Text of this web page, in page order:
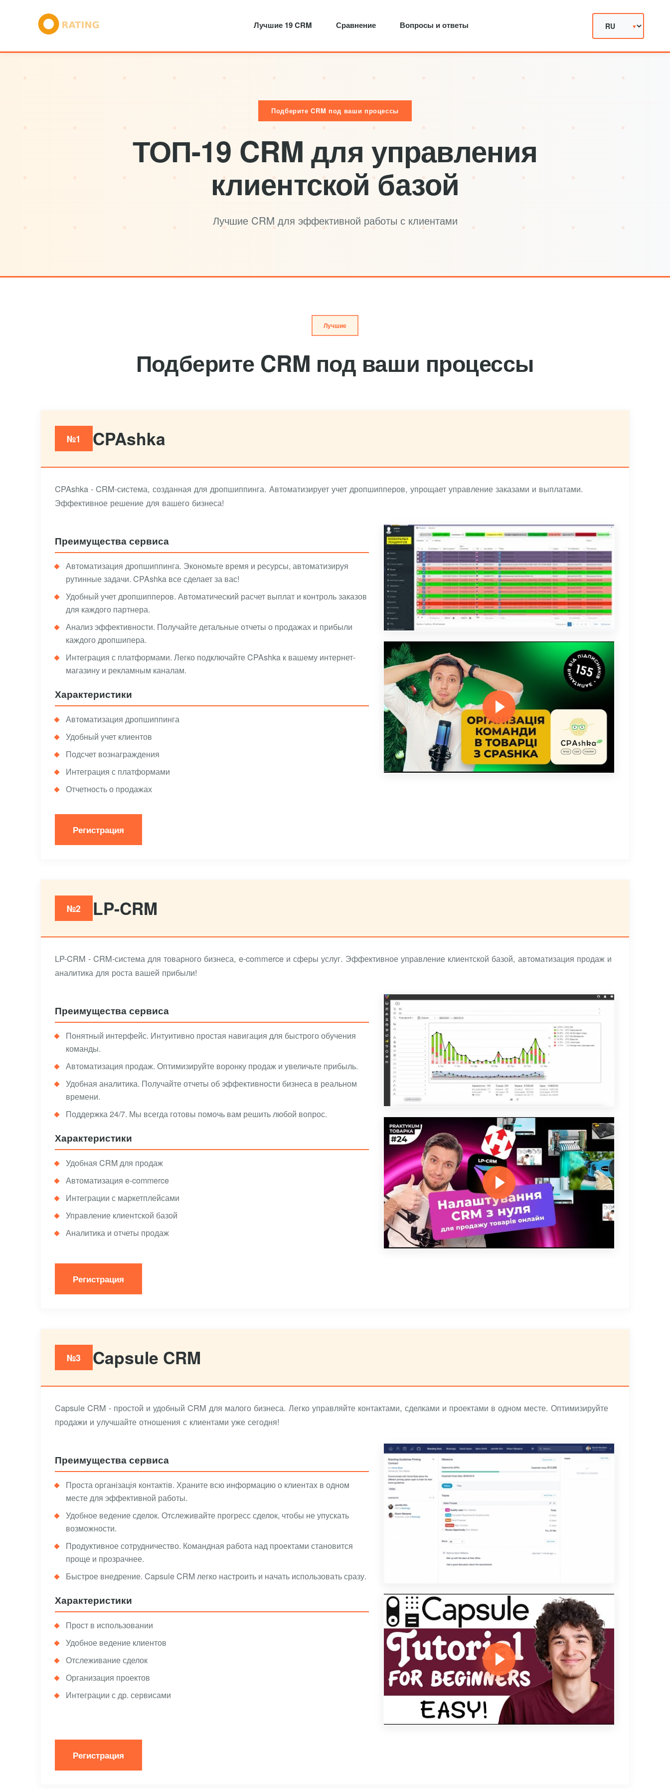
Лучшие 19 CRM Сравнение Вопросы и ответы
Подберите CRM под ваши процессы
ТОП-19 CRM для управления
клиентской базой
Лучшие CRM для эффективной работы с клиентами
Лучшие
Подберите CRM под ваши процессы
№1 CPAshka
CPAshka - CRM-система, созданная для дропшиппинга. Автоматизирует учет дропшипперов, упрощает управление заказами и выплатами.
Эффективное решение для вашего бизнеса!
Преимущества сервиса
Автоматизация дропшиппинга. Экономьте время и ресурсы, автоматизируя
рутинные задачи. CPAshka все сделает за вас!
Удобный учет дропшипперов. Автоматический расчет выплат и контроль заказов
для каждого партнера.
Анализ эффективности. Получайте детальные отчеты о продажах и прибыли
каждого дропшипера.
Интеграция с платформами. Легко подключайте CPAshka к вашему интернет-
магазину и рекламным каналам.
Характеристики
Автоматизация дропшиппинга
Удобный учет клиентов
Подсчет вознаграждения
Интеграция с платформами
Отчетность о продажах
Регистрация
№2 LP-CRM
LP-CRM - CRM-система для товарного бизнеса, e-commerce и сферы услуг. Эффективное управление клиентской базой, автоматизация продаж и
аналитика для роста вашей прибыли!
Преимущества сервиса
Понятный интерфейс. Интуитивно простая навигация для быстрого обучения
команды.
Автоматизация продаж. Оптимизируйте воронку продаж и увеличьте прибыль.
Удобная аналитика. Получайте отчеты об эффективности бизнеса в реальном
времени.
Поддержка 24/7. Мы всегда готовы помочь вам решить любой вопрос.
Характеристики
Удобная CRM для продаж
Автоматизация e-commerce
Интеграции с маркетплейсами
Управление клиентской базой
Аналитика и отчеты продаж
Регистрация
№3 Capsule CRM
Capsule CRM - простой и удобный CRM для малого бизнеса. Легко управляйте контактами, сделками и проектами в одном месте. Оптимизируйте
продажи и улучшайте отношения с клиентами уже сегодня!
Преимущества сервиса
Проста організація контактів. Храните всю информацию о клиентах в одном
месте для эффективной работы.
Удобное ведение сделок. Отслеживайте прогресс сделок, чтобы не упускать
возможности.
Продуктивное сотрудничество. Командная работа над проектами становится
проще и прозрачнее.
Быстрое внедрение. Capsule CRM легко настроить и начать использовать сразу.
Характеристики
Прост в использовании
Удобное ведение клиентов
Отслеживание сделок
Организация проектов
Интеграции с др. сервисами
Регистрация